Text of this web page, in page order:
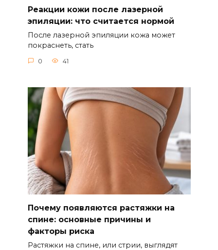
Реакции кожи после лазерной
эпиляции: что считается нормой
После лазерной эпиляции кожа может
покраснеть, стать
0 41
Почему появляются растяжки на
спине: основные причины и
факторы риска
Растяжки на спине, или стрии, выглядят